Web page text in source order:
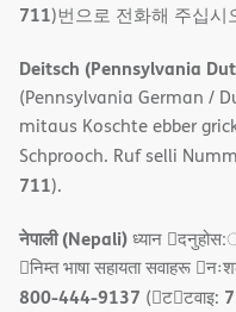
711)번으로 전화해 주십시
Deitsch (Pennsylvania
(Pennsylvania German /
mitaus Koschte ebber
Schprooch. Ruf selli
711).
नेपाली (Nepali)ध्यान
􀇓निम्त भाषा सहायता सवाहरू
800-444-9137 (􀇑ट􀇑टवाइ: